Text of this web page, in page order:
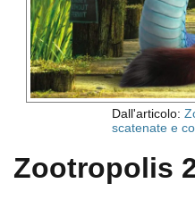
Dall'articolo:
scatenate e
Zootropolis